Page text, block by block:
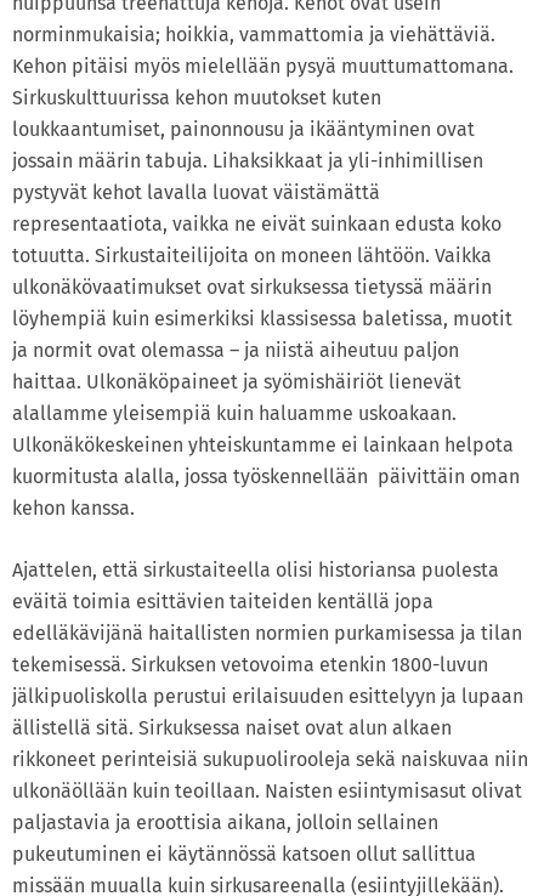
norminmukaisia; hoikkia, vammattomia ja viehättäviä.
Kehon pitäisi myös mielellään pysyä muuttumattomana.
Sirkuskulttuurissa kehon muutokset kuten
loukkaantumiset, painonnousu ja ikääntyminen ovat
jossain määrin tabuja. Lihaksikkaat ja yli-inhimillisen
pystyvät kehot lavalla luovat väistämättä
representaatiota, vaikka ne eivät suinkaan edusta koko
totuutta. Sirkustaiteilijoita on moneen lähtöön. Vaikka
ulkonäkövaatimukset ovat sirkuksessa tietyssä määrin
löyhempiä kuin esimerkiksi klassisessa baletissa, muotit
ja normit ovat olemassa – ja niistä aiheutuu paljon
haittaa. Ulkonäköpaineet ja syömishäiriöt lienevät
alallamme yleisempiä kuin haluamme uskoakaan.
Ulkonäkökeskeinen yhteiskuntamme ei lainkaan helpota
kuormitusta alalla, jossa työskennellään päivittäin oman
kehon kanssa.
Ajattelen, että sirkustaiteella olisi historiansa puolesta
eväitä toimia esittävien taiteiden kentällä jopa
edelläkävijänä haitallisten normien purkamisessa ja tilan
tekemisessä. Sirkuksen vetovoima etenkin 1800-luvun
jälkipuoliskolla perustui erilaisuuden esittelyyn ja lupaan
ällistellä sitä. Sirkuksessa naiset ovat alun alkaen
rikkoneet perinteisiä sukupuolirooleja sekä naiskuvaa niin
ulkonäöllään kuin teoillaan. Naisten esiintymisasut olivat
paljastavia ja eroottisia aikana, jolloin sellainen
pukeutuminen ei käytännössä katsoen ollut sallittua
missään muualla kuin sirkusareenalla (esiintyjillekään).